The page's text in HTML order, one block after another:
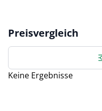
Preisvergleich
Keine Ergebnisse